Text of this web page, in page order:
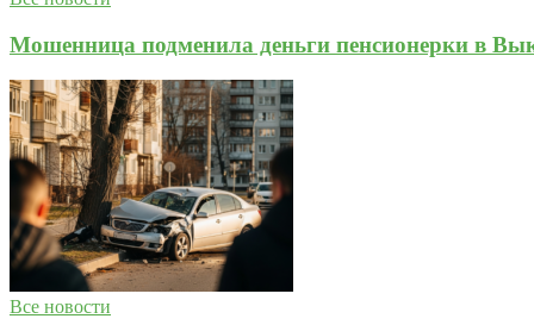
Мошенница подменила деньги пенсионерки в
Все новости